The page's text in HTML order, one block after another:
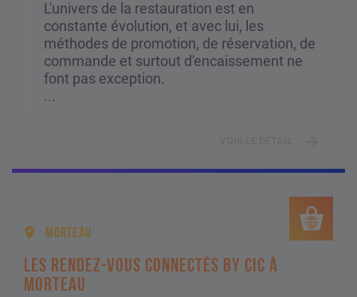
L'univers de la restauration est en
constante évolution, et avec lui, les
méthodes de promotion, de réservation, de
commande et surtout d'encaissement ne
font pas exception.
...
MORTEAU
LES RENDEZ-VOUS CONNECTÉS BY CIC À
MORTEAU